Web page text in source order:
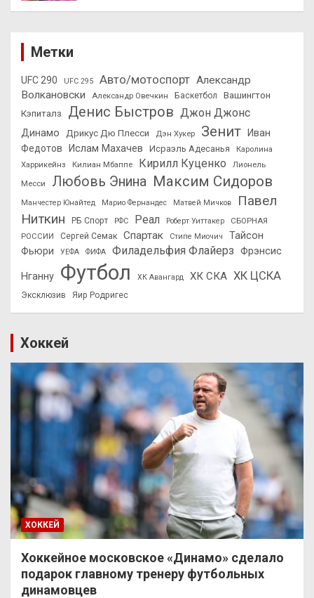
Метки
UFC 290 UFC 295 Авто/мотоспорт Александр
Волкановски
Александр Овечкин Баскетбол
Вашингтон
Кэпиталз
Денис Быстров Джон Джонс
Динамо Дрикус Дю Плесси Дэн Хукер Зенит
Иван
Федотов
Ислам Махачев Исраэль Адесанья
Каролина
Харрикейнз
Килиан Мбаппе Кирилл Куценко
Лионель
Месси
Любовь Энина Максим Сидоров
Манчестер Юнайтед Марио Фернандес Матвей Мичков
Павел
Ниткин
РБ Спорт РФС Реал Роберт Уиттакер
СБОРНАЯ
РОССИИ
Сергей Семак Спартак Стипе Миочич
Тайсон
Фьюри
УЕФА ФИФА Филадельфия Флайерз Фрэнсис
Нганну Футбол ХК Авангард ХК СКА ХК ЦСКА
Эксклюзив Яир Родригес
Хоккей
ХОККЕЙ
Хоккейное московское «Динамо» сделало
подарок главному тренеру футбольных
динамовцев